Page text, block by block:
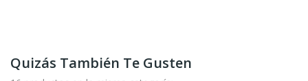
Quizás También Te Gusten